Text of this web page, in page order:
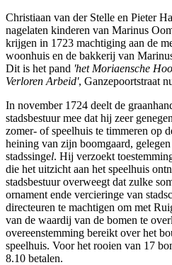
Christiaan van der Stelle en Pieter
nagelaten kinderen van Marinus
krijgen in 1723 machtiging aan de
woonhuis en de bakkerij van
Dit is het pand 'het Moriaensche
Verloren Arbeid', Ganzepoortstraat
In november 1724 deelt de
stadsbestuur mee dat hij zeer
zomer- of speelhuis te timmeren op
heining van zijn boomgaard,
stadssingel. Hij verzoekt
die het uitzicht aan het speelhuis
stadsbestuur overweegt dat zulke
ornament ende vercieringe van
directeuren te machtigen om met
van de waardij van de bomen te
overeenstemming bereikt over het
speelhuis. Voor het rooien van 17
8.10 betalen.